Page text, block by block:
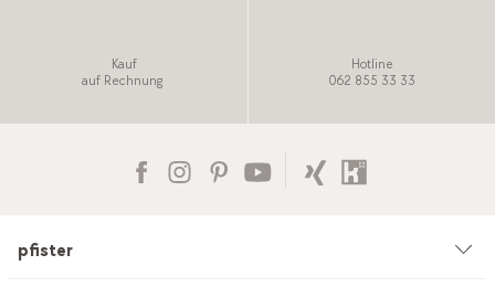
Kauf
auf Rechnung
Hotline
062 855 33 33
pfister